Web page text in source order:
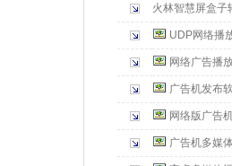
火林智慧屏盒子
UDP网络播
网络广告播
广告机发布
网络版广告
广告机多媒